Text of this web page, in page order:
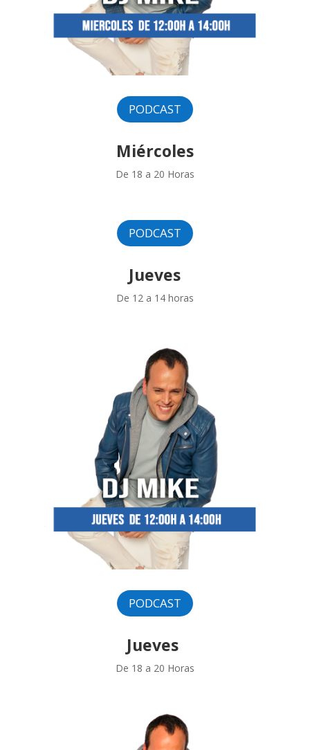
PODCAST
Miércoles
De 18 a 20 Horas
PODCAST
Jueves
De 12 a 14 horas
PODCAST
Jueves
De 18 a 20 Horas